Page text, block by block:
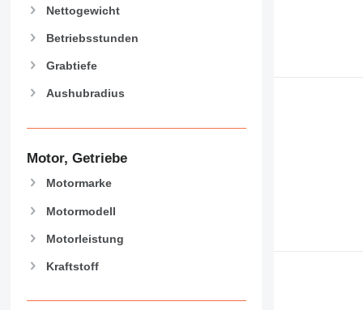
E70
F-series
M312
M318
M320
M325
MH
Nettogewicht
Betriebsstunden
Grabtiefe
Aushubradius
Motor, Getriebe
Motormarke
Motormodell
Motorleistung
Kraftstoff